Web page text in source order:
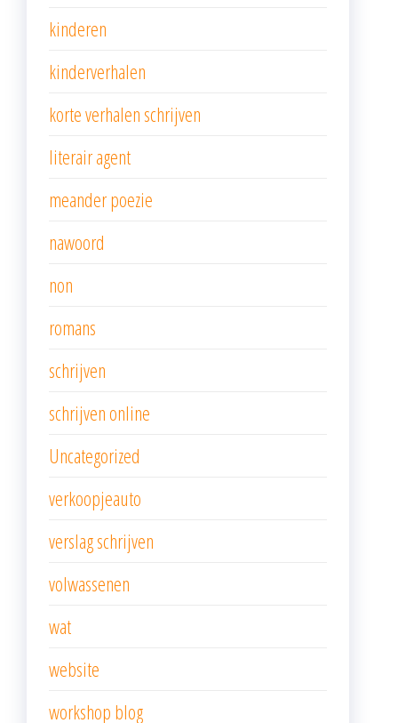
kinderen
kinderverhalen
korte verhalen schrijven
literair agent
meander poezie
nawoord
non
romans
schrijven
schrijven online
Uncategorized
verkoopjeauto
verslag schrijven
volwassenen
wat
website
workshop blog